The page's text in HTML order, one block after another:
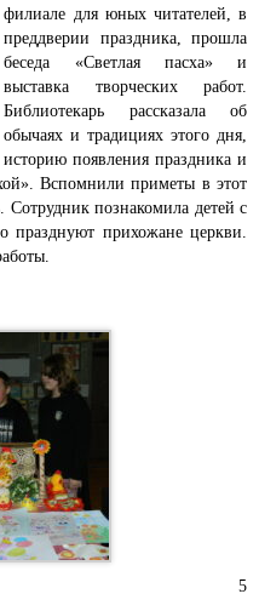
филиале для юных читателей, в
преддверии праздника, прошла
беседа «Светлая пасха» и
выставка творческих работ.
Библиотекарь рассказала об
обычаях и традициях этого дня,
историю появления праздника и
Вспомнили приметы в этот
Сотрудник познакомила детей с
празднуют прихожане церкви.
5